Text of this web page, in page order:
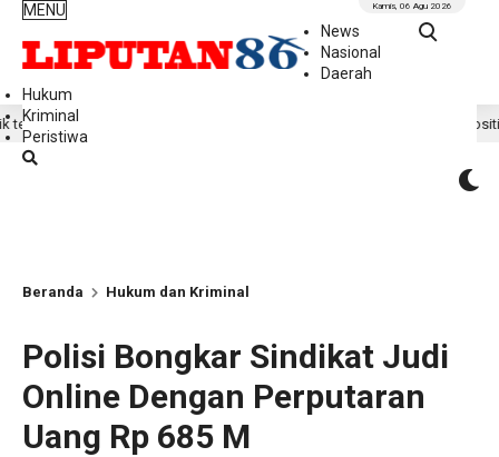
MENU Kamis, 06 Agu 2026
News
Nasional
Daerah
Hukum
Kriminal
Peristiwa
RI Hasil Riset Ungkap Dampak Positif MBG bagi
Beranda Hukum dan Kriminal
Polisi Bongkar Sindikat Judi
Online Dengan Perputaran
Uang Rp 685 M